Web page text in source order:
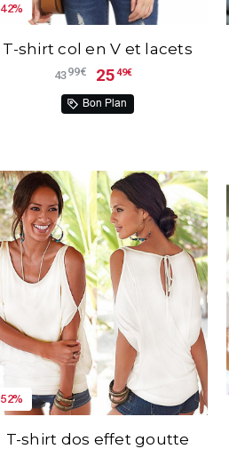
42%
T-shirt col en V et lacets
4399€ 2549€
Bon Plan
52%
T-shirt dos effet goutte